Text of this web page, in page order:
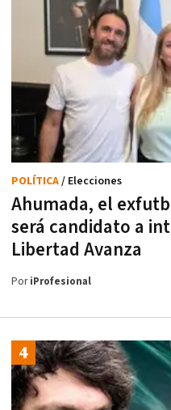
Ahumada, el
será candidato a
Libertad Avanza
POLÍTICA/ Elecciones
PoriProfesional